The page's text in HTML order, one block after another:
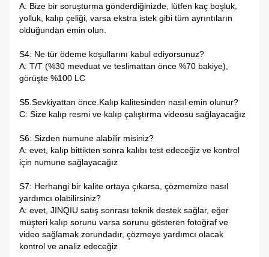
A: Bize bir soruşturma gönderdiğinizde, lütfen kaç boşluk,
yolluk, kalıp çeliği, varsa ekstra istek gibi tüm ayrıntıların
olduğundan emin olun.
S4: Ne tür ödeme koşullarını kabul ediyorsunuz?
A: T/T (%30 mevduat ve teslimattan önce %70 bakiye),
görüşte %100 LC
S5.Sevkiyattan önce.Kalıp kalitesinden nasıl emin olunur?
C: Size kalıp resmi ve kalıp çalıştırma videosu sağlayacağız
S6: Sizden numune alabilir misiniz?
A: evet, kalıp bittikten sonra kalıbı test edeceğiz ve kontrol
için numune sağlayacağız
S7: Herhangi bir kalite ortaya çıkarsa, çözmemize nasıl
yardımcı olabilirsiniz?
A: evet, JINQIU satış sonrası teknik destek sağlar, eğer
müşteri kalıp sorunu varsa sorunu gösteren fotoğraf ve
video sağlamak zorundadır, çözmeye yardımcı olacak
kontrol ve analiz edeceğiz